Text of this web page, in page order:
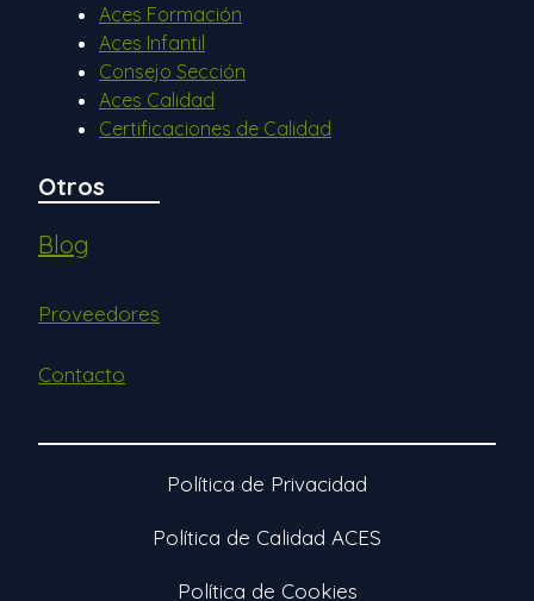
Aces Formación
Aces Infantil
Consejo Sección
Aces Calidad
Certificaciones de Calidad
Otros
Blog
Proveedores
Contacto
Política de Privacidad
Política de Calidad ACES
Política de Cookies